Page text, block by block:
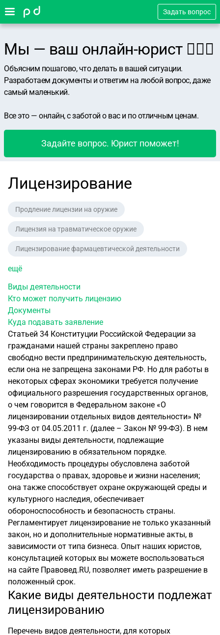
Задать вопрос
Мы — ваш онлайн-юрист 👨🏻‍⚖️
Объясним пошагово, что делать в вашей ситуации.
Разработаем документы и ответим на любой вопрос, даже
самый маленький.
Все это — онлайн, с заботой о вас и по отличным ценам.
Задайте вопрос. Юрист поможет!
Лицензирование
Продление лицензии на оружие
Лицензия на травматическое оружие
Лицензирование фармацевтической деятельности
ещё
Виды деятельности
Кто может получить лицензию
Документы
Куда подавать заявление
Статьей 34 Конституции Российской Федерации за
гражданами нашей страны закреплено право
свободно вести предпринимательскую деятельность,
если она не запрещена законами РФ. Но для работы в
некоторых сферах экономики требуется получение
официального разрешения государственных органов,
о чем говорится в Федеральном законе «О
лицензировании отдельных видов деятельности» №
99-ФЗ от 04.05.2011 г. (далее – Закон № 99-ФЗ). В нем
указаны виды деятельности, подлежащие
лицензированию в обязательном порядке.
Необходимость процедуры обусловлена заботой
государства о правах, здоровье и жизни населения;
она также способствует охране окружающей среды и
культурного наследия, обеспечивает
обороноспособность и безопасность страны.
Регламентирует лицензирование не только указанный
закон, но и дополнительные нормативные акты, в
зависимости от типа бизнеса. Опыт наших юристов,
консультацией которых вы можете воспользоваться
на сайте Правовед.RU, позволяет иметь разрешение в
положенный срок.
Какие виды деятельности подлежат
лицензированию
Перечень видов деятельности, для которых